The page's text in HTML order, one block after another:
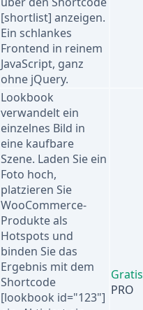
[shortlist] anzeigen.
Ein schlankes
Frontend in reinem
JavaScript, ganz
ohne jQuery.
Lookbook
verwandelt ein
einzelnes Bild in
eine kaufbare
Szene. Laden Sie ein
Foto hoch,
platzieren Sie
WooCommerce-
Produkte als
Hotspots und
binden Sie das
Ergebnis mit dem
Shortcode
[lookbook id="123"]
Gratis
PRO